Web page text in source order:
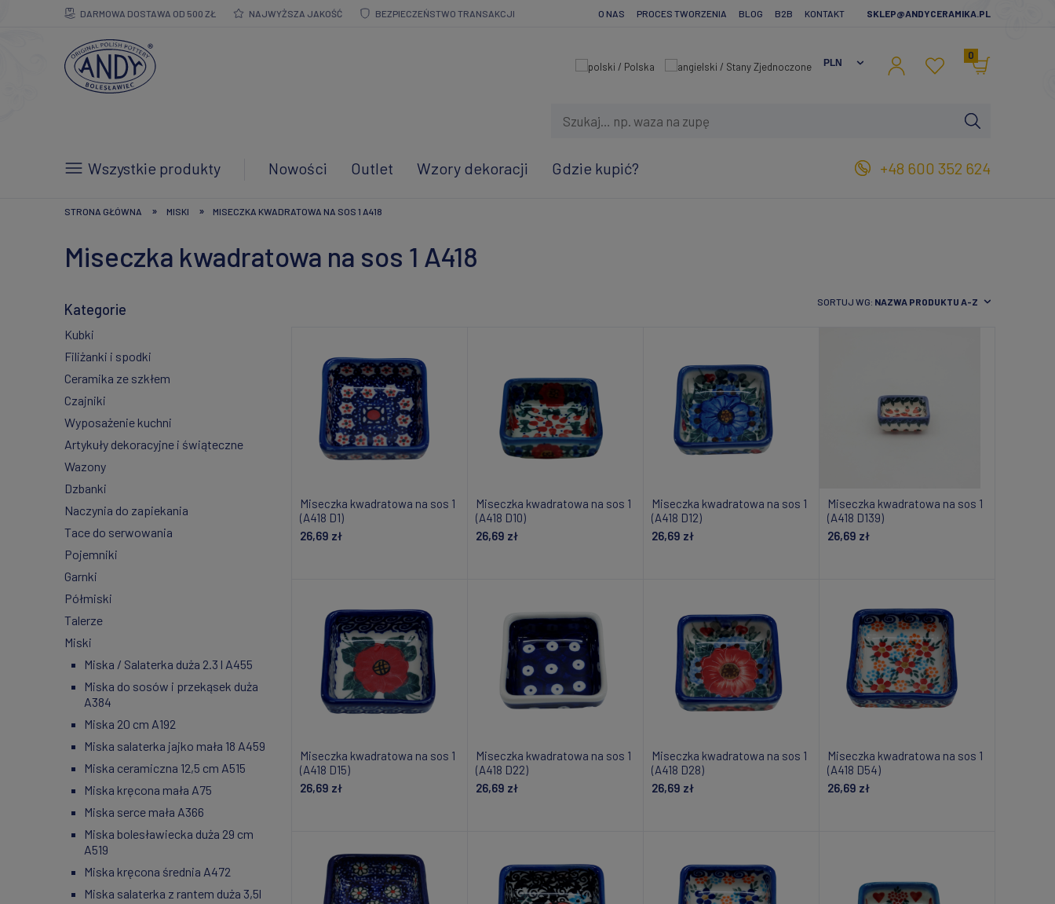
DARMOWA DOSTAWA OD 500 ZŁ NAJWYŻSZA JAKOŚĆ BEZPIECZEŃSTWO TRANSAKCJI O NAS PROCES TWORZENIA BLOG B2B KONTAKT SKLEP@ANDYCERAMIKA.PL
0
Wszystkie produkty Nowości Outlet Wzory dekoracji Gdzie kupić? +48 600 352 624
STRONA GŁÓWNA » MISKI » MISECZKA KWADRATOWA NA SOS 1 A418
Miseczka kwadratowa na sos 1 A418
Kategorie
Kubki
Filiżanki i spodki
Ceramika ze szkłem
Czajniki
Wyposażenie kuchni
Artykuły dekoracyjne i świąteczne
Wazony
Dzbanki
Naczynia do zapiekania
Tace do serwowania
Pojemniki
Garnki
Półmiski
Talerze
Miski
Miska / Salaterka duża 2.3 l A455
Miska do sosów i przekąsek duża
A384
Miska 20 cm A192
Miska salaterka jajko mała 18 A459
Miska ceramiczna 12,5 cm A515
Miska kręcona mała A75
Miska serce mała A366
Miska bolesławiecka duża 29 cm
A519
Miska kręcona średnia A472
Miska salaterka z rantem duża 3,5l
SORTUJ WG: NAZWA PRODUKTU A-Z
Miseczka kwadratowa na sos 1
(A418 D1)
26,69 zł
Miseczka kwadratowa na sos 1
(A418 D10)
26,69 zł
Miseczka kwadratowa na sos 1
(A418 D12)
26,69 zł
Miseczka kwadratowa na sos 1
(A418 D139)
26,69 zł
Miseczka kwadratowa na sos 1
(A418 D15)
26,69 zł
Miseczka kwadratowa na sos 1
(A418 D22)
26,69 zł
Miseczka kwadratowa na sos 1
(A418 D28)
26,69 zł
Miseczka kwadratowa na sos 1
(A418 D54)
26,69 zł